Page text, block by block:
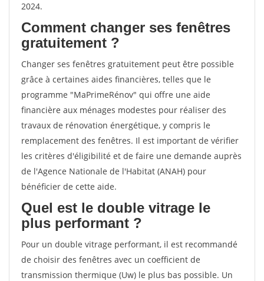
2024.
Comment changer ses fenêtres
gratuitement ?
Changer ses fenêtres gratuitement peut être possible
grâce à certaines aides financières, telles que le
programme "MaPrimeRénov" qui offre une aide
financière aux ménages modestes pour réaliser des
travaux de rénovation énergétique, y compris le
remplacement des fenêtres. Il est important de vérifier
les critères d'éligibilité et de faire une demande auprès
de l'Agence Nationale de l'Habitat (ANAH) pour
bénéficier de cette aide.
Quel est le double vitrage le
plus performant ?
Pour un double vitrage performant, il est recommandé
de choisir des fenêtres avec un coefficient de
transmission thermique (Uw) le plus bas possible. Un